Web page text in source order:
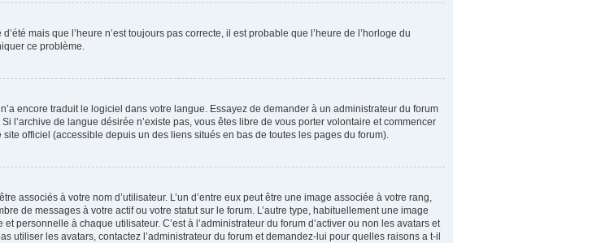
mais que l’heure n’est toujours pas correcte, il est probable que l’heure de l’horloge du
ce problème.
encore traduit le logiciel dans votre langue. Essayez de demander à un administrateur du forum
l’archive de langue désirée n’existe pas, vous êtes libre de vous porter volontaire et commencer
officiel (accessible depuis un des liens situés en bas de toutes les pages du forum).
associés à votre nom d’utilisateur. L’un d’entre eux peut être une image associée à votre rang,
de messages à votre actif ou votre statut sur le forum. L’autre type, habituellement une image
personnelle à chaque utilisateur. C’est à l’administrateur du forum d’activer ou non les avatars et
utiliser les avatars, contactez l’administrateur du forum et demandez-lui pour quelles raisons a t-il